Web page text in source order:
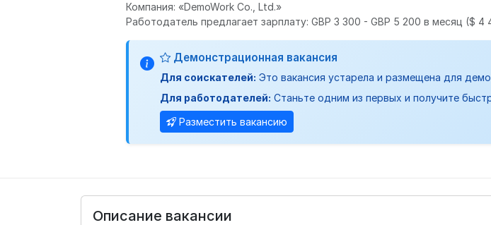
Компания: «DemoWork Co., Ltd.»
Работодатель предлагает зарплату: GBP 3 300 - GBP 5 200 в месяц ($ 4
Демонстрационная вакансия
Для соискателей: Это вакансия устарела и размещена для
Для работодателей: Станьте одним из первых и получите
Разместить вакансию
Описание вакансии